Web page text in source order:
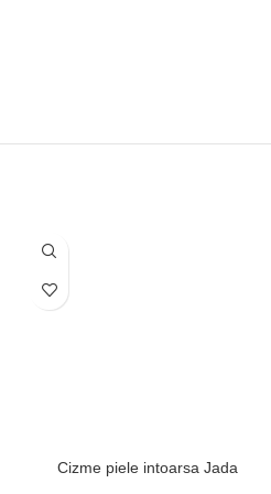
Cizme piele intoarsa Jada